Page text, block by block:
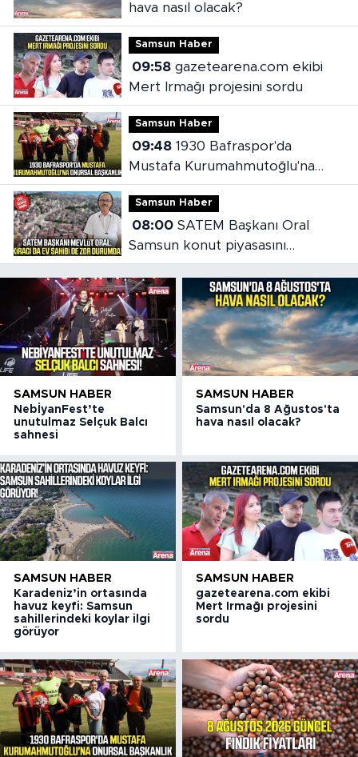
hava nasıl olacak?
Samsun Haber
09:58gazetearena.com ekibi
Mert Irmağı projesini sordu
Samsun Haber
09:481930 Bafraspor'da
Mustafa Kurumahmutoğlu'na
onursal başkanlık
Samsun Haber
08:00SATEM Başkanı Oral
Samsun konut piyasasını
değerlendirdi
SAMSUN HABER
NebİyanFest’te
unutulmaz Selçuk Balcı
sahnesi
SAMSUN HABER
Samsun'da 8 Ağustos'ta
hava nasıl olacak?
SAMSUN HABER
Karadeniz’in ortasında
havuz keyfi: Samsun
sahillerindeki koylar ilgi
görüyor
SAMSUN HABER
gazetearena.com ekibi
Mert Irmağı projesini
sordu